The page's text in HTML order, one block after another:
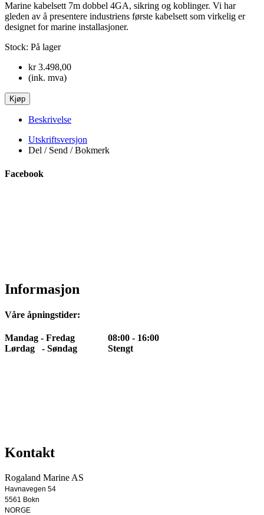
Marine kabelsett 7m dobbel 4GA, sikring og koblinger. Vi har
gleden av å presentere industriens første kabelsett som virkelig er
designet for marine installasjoner.
Stock: På lager
kr 3.498,00
(ink. mva)
Beskrivelse
Utskriftsversjon
Del / Send / Bokmerk
Facebook
Informasjon
Våre åpningstider:
Mandag - Fredag 08:00 - 16:00
Lørdag - Søndag Stengt
Kontakt
Rogaland Marine AS
Havnavegen 54
5561 Bokn
NORGE